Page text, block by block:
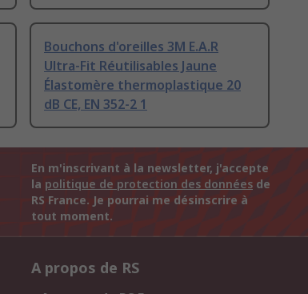
Bouchons d'oreilles 3M E.A.R
Ultra-Fit Réutilisables Jaune
Élastomère thermoplastique 20
dB CE, EN 352-2 1
En m'inscrivant à la newsletter, j'accepte
la politique de protection des données de
RS France. Je pourrai me désinscrire à
tout moment.
A propos de RS